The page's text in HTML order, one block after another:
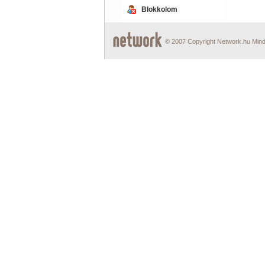
Blokkolom
© 2007 Copyright Network.hu